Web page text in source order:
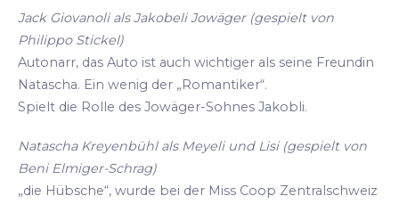
Jack Giovanoli als Jakobeli Jowäger (gespielt von
Philippo Stickel)
Autonarr, das Auto ist auch wichtiger als seine Freundin
Natascha. Ein wenig der „Romantiker“.
Spielt die Rolle des Jowäger-Sohnes Jakobli.
Natascha Kreyenbühl als Meyeli und Lisi (gespielt von
Beni Elmiger-Schrag)
„die Hübsche“, wurde bei der Miss Coop Zentralschweiz